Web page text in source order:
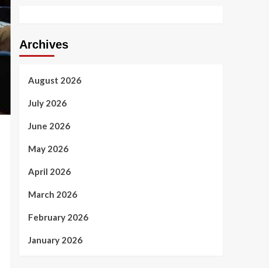
Archives
August 2026
July 2026
June 2026
May 2026
April 2026
March 2026
February 2026
January 2026